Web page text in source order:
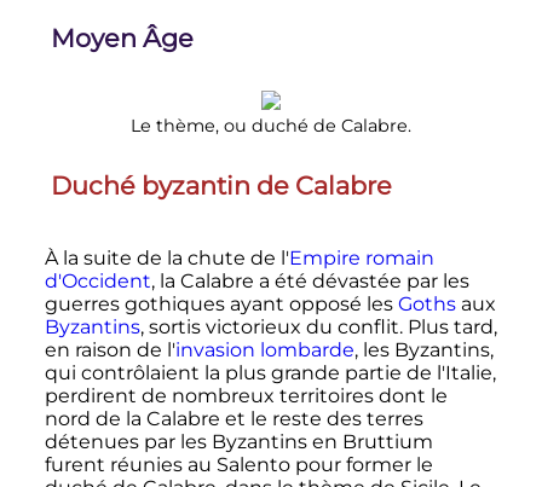
Moyen Âge
Le thème, ou duché de Calabre.
Duché byzantin de Calabre
À la suite de la chute de l'Empire romain
d'Occident, la Calabre a été dévastée par les
guerres gothiques ayant opposé les Gothsaux
Byzantins, sortis victorieux du conflit. Plus tard,
en raison de l'invasion lombarde, les Byzantins,
qui contrôlaient la plus grande partie de l'Italie,
perdirent de nombreux territoires dont le
nord de la Calabre et le reste des terres
détenues par les Byzantins en Bruttium
furent réunies au Salento pour former le